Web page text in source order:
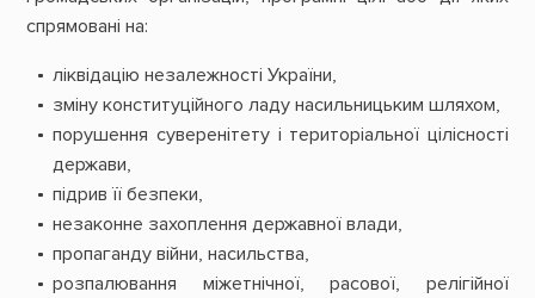
спрямовані на:
ліквідацію незалежності України,
зміну конституційного ладу насильницьким шляхом,
порушення суверенітету і територіальної цілісності
держави,
підрив її безпеки,
незаконне захоплення державної влади,
пропаганду війни, насильства,
розпалювання міжетнічної, расової, релігійної